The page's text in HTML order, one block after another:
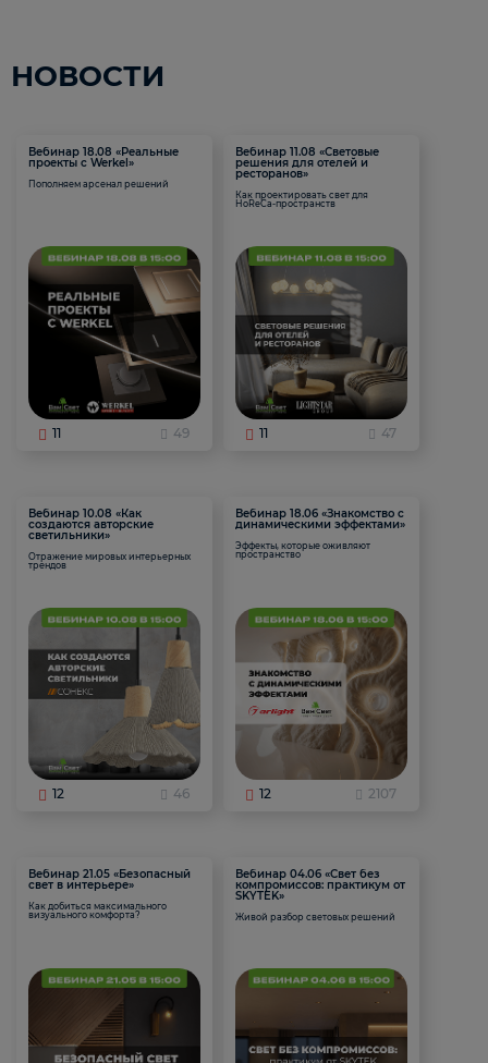
НОВОСТИ
Вебинар 18.08 «Реальные
проекты с Werkel»
Пополняем арсенал решений
11 49
Вебинар 11.08 «Световые
решения для отелей и
ресторанов»
Как проектировать свет для
HoReCa-пространств
11 47
Вебинар 10.08 «Как
создаются авторские
светильники»
Отражение мировых интерьерных
трендов
12 46
Вебинар 18.06 «Знакомство с
динамическими эффектами»
Эффекты, которые оживляют
пространство
12 2107
Вебинар 21.05 «Безопасный
свет в интерьере»
Как добиться максимального
визуального комфорта?
Вебинар 04.06 «Свет без
компромиссов: практикум от
SKYTEK»
Живой разбор световых решений